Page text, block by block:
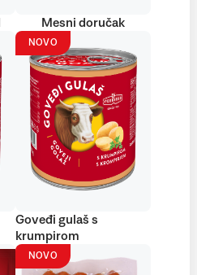
Mesni doručak
NOVO
Goveđi gulaš s
krumpirom
NOVO